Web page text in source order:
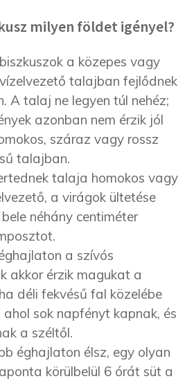
milyen földet igényel?
a közepes vagy
talajban fejlődnek
A talaj ne legyen túl nehéz;
azonban nem érzik jól
száraz vagy rossz
talajban.
talaja homokos vagy
a virágok ültetése
néhány centiméter
a szívós
akkor érzik magukat a
déli fekvésű fal közelébe
ahol sok napfényt kapnak, és
a széltől.
éghajlaton élsz, egy olyan
körülbelül 6 órát süt a